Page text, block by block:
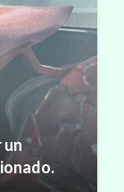
un